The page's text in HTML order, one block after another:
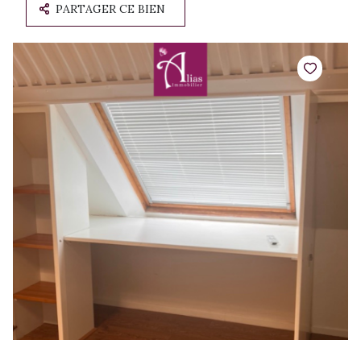
PARTAGER CE BIEN